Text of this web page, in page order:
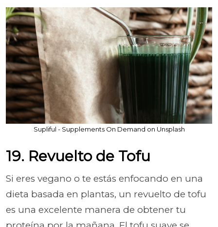
Supliful - Supplements On Demand on Unsplash
19. Revuelto de Tofu
Si eres vegano o te estás enfocando en una
dieta basada en plantas, un revuelto de tofu
es una excelente manera de obtener tu